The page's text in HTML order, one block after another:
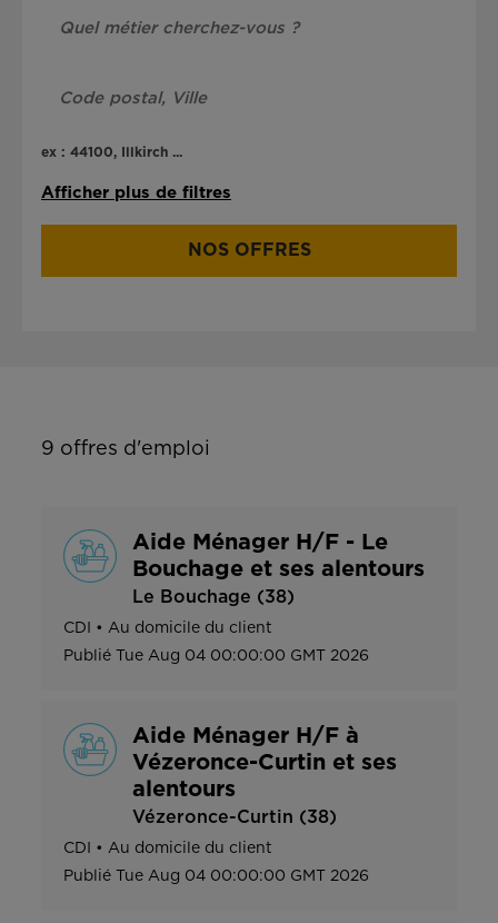
ex : 44100, Illkirch ...
Afficher plus de filtres
NOS OFFRES
9 offres d'emploi
Aide Ménager H/F - Le
Bouchage et ses alentours
Le Bouchage (38)
CDI • Au domicile du client
Publié
Tue Aug 04 00:00:00 GMT 2026
Aide Ménager H/F à
Vézeronce-Curtin et ses
alentours
Vézeronce-Curtin (38)
CDI • Au domicile du client
Publié
Tue Aug 04 00:00:00 GMT 2026